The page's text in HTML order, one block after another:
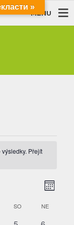
MENU
Přejít
pro
Měsíc
SO SOBOTANENEDĚLE
»